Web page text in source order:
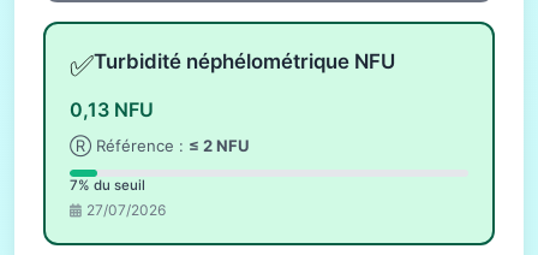
✅Turbidité néphélométrique NFU
0,13 NFU
Ⓡ Référence : ≤ 2 NFU
7% du seuil
27/07/2026